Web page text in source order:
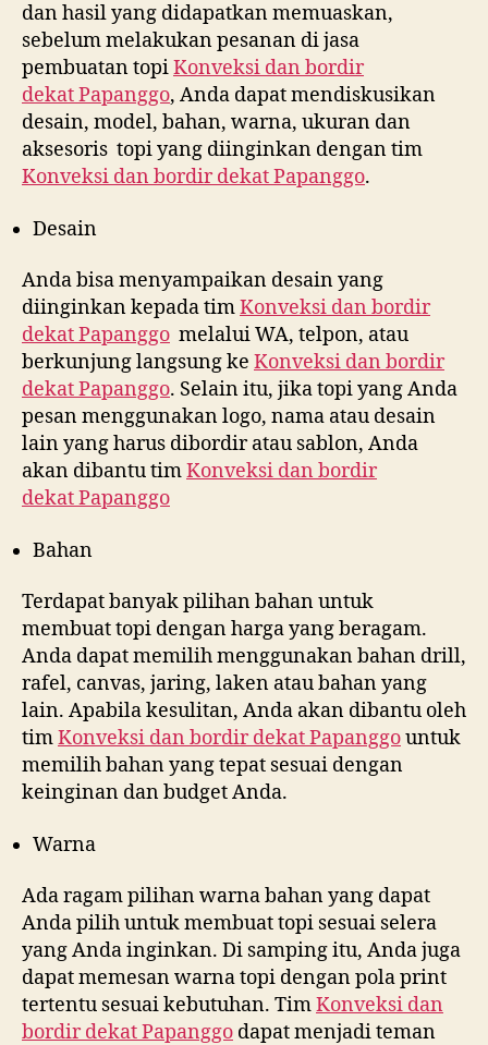
dan hasil yang didapatkan memuaskan,
sebelum melakukan pesanan di jasa
pembuatan topiKonveksi dan bordir
dekatPapanggo, Anda dapat mendiskusikan
desain, model, bahan, warna, ukuran dan
aksesoris topi yang diinginkan dengan tim
Konveksi dan bordir dekatPapanggo.
Desain
Anda bisa menyampaikan desain yang
diinginkan kepada timKonveksi dan bordir
dekatPapanggo melalui WA, telpon, atau
berkunjung langsung ke Konveksi dan bordir
dekatPapanggo. Selain itu, jika topi yang Anda
pesan menggunakan logo, nama atau desain
lain yang harus dibordir atau sablon, Anda
akan dibantu timKonveksi dan bordir
dekatPapanggo
Bahan
Terdapat banyak pilihan bahan untuk
membuat topi dengan harga yang beragam.
Anda dapat memilih menggunakan bahan drill,
rafel, canvas, jaring, laken atau bahan yang
lain. Apabila kesulitan, Anda akan dibantu oleh
timKonveksi dan bordir dekatPapanggountuk
memilih bahan yang tepat sesuai dengan
keinginan dan budget Anda.
Warna
Ada ragam pilihan warna bahan yang dapat
Anda pilih untuk membuat topi sesuai selera
yang Anda inginkan. Di samping itu, Anda juga
dapat memesan warna topi dengan pola print
tertentu sesuai kebutuhan. TimKonveksi dan
bordir dekatPapanggo dapat menjadi teman